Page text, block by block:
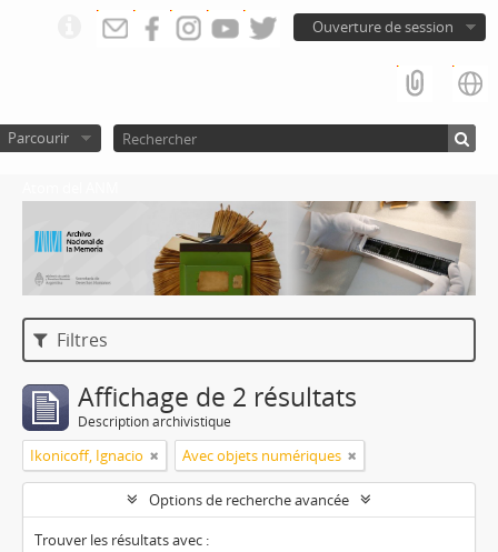
Ouverture de session
Parcourir
Filtres
Affichage de 2 résultats
Description archivistique
Ikonicoff, Ignacio Avec objets numériques
Options de recherche avancée
Trouver les résultats avec :